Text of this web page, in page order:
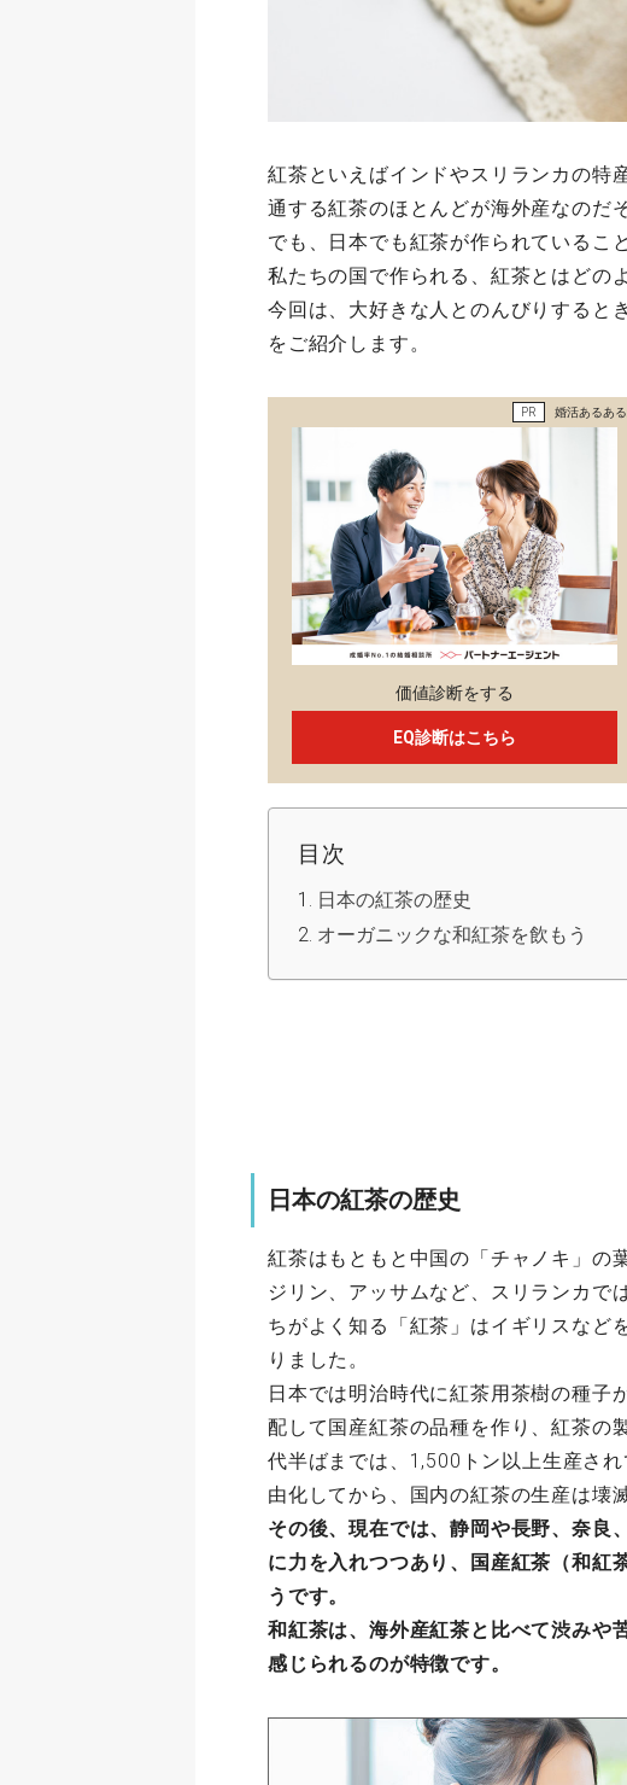
紅茶といえばインドやスリランカの特
通する紅茶のほとんどが海外産なのだ
でも、日本でも紅茶が作られているこ
私たちの国で作られる、紅茶とはどの
今回は、大好きな人とのんびりすると
をご紹介します。
PR 婚活あるあ
価値診断をする
EQ診断はこちら
目次
日本の紅茶の歴史
オーガニックな和紅茶を飲もう
日本の紅茶の歴史
紅茶はもともと中国の「チャノキ」の
ジリン、アッサムなど、スリランカで
ちがよく知る「紅茶」はイギリスなど
りました。
日本では明治時代に紅茶用茶樹の種子
配して国産紅茶の品種を作り、紅茶の
代半ばまでは、1,500トン以上生産さ
由化してから、国内の紅茶の生産は壊
その後、現在では、静岡や長野、奈良
に力を入れつつあり、国産紅茶（和紅
うです。
和紅茶は、海外産紅茶と比べて渋みや
感じられるのが特徴です。